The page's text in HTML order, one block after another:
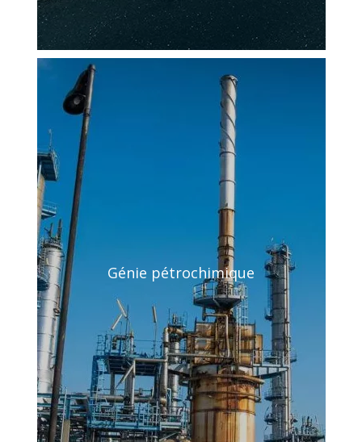
Génie pétrochimique